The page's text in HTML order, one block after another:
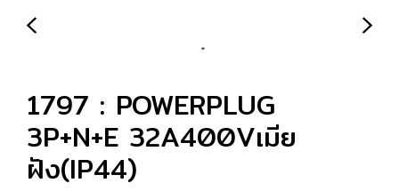
1797 : POWERPLUG
3P+N+E 32A400Vเมีย
ฝัง(IP44)